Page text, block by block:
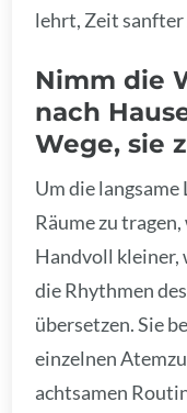
lehrt, Zeit sanfter
Nimm die
nach
Wege, sie
Um die
Räume zu
Handvoll kleiner,
die Rhythmen
übersetzen. Sie
einzelnen
achtsamen